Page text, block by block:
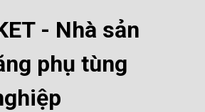
- Nhà sản
phụ tùng